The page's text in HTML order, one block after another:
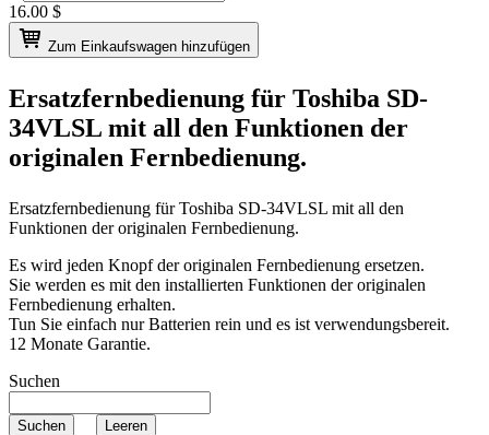
16.00 $
Zum Einkaufswagen hinzufügen
Ersatzfernbedienung für Toshiba SD-
34VLSL mit all den Funktionen der
originalen Fernbedienung.
Ersatzfernbedienung fürToshiba SD-34VLSL mit all den
Funktionen der originalen Fernbedienung.
Es wird jeden Knopf der originalen Fernbedienung ersetzen.
Sie werden es mit den installierten Funktionen der originalen
Fernbedienung erhalten.
Tun Sie einfach nur Batterien rein und es ist verwendungsbereit.
12 Monate Garantie.
Suchen